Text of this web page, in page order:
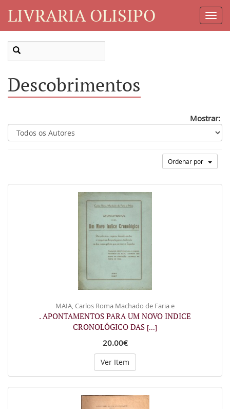
LIVRARIA OLISIPO
Descobrimentos
Mostrar:
Ordenar por
MAIA, Carlos Roma Machado de Faria e
. APONTAMENTOS PARA UM NOVO INDICE
CRONOLÓGICO DAS [...]
20.00€
Ver Item